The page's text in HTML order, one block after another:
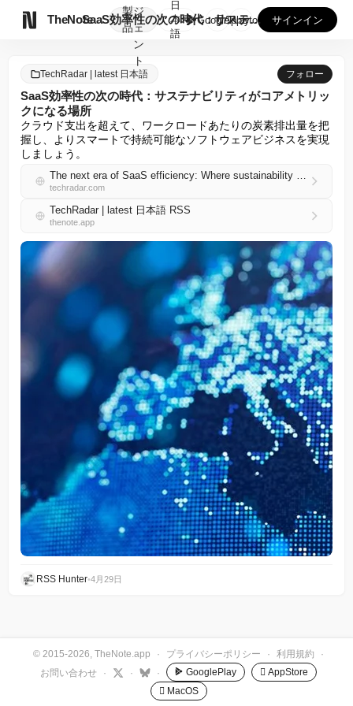
TheNote
製
品
ジ
ェ
ン
ト
SaaS効率性の次の時代：サステナビリティがコアメトリックに...
日
本
語
GooglePlay
AppStore サインイン
TechRadar | latest 日本語 フォロー
SaaS効率性の次の時代：サステナビリティがコアメトリッ
クになる場所
クラウド支出を超えて、ワークロードあたりの炭素排出量を把
握し、よりスマートで持続可能なソフトウェアビジネスを実現
しましょう。
The next era of SaaS efficiency: Where sustainability becomes a core metric
techradar.com
TechRadar | latest 日本語 RSS
thenote.app
RSS Hunter•4月29日
© 2015-2026, TheNote.app · プライバシーポリシー · 利用規約
·
お問い合わせ
· · · GooglePlay
 AppStore
 MacOS